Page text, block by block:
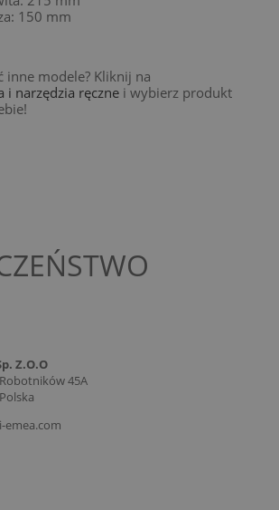
150 mm
inne modele? Kliknij na
i narzędzia ręczne i wybierz produkt
Z.O.O
45A
emea.com